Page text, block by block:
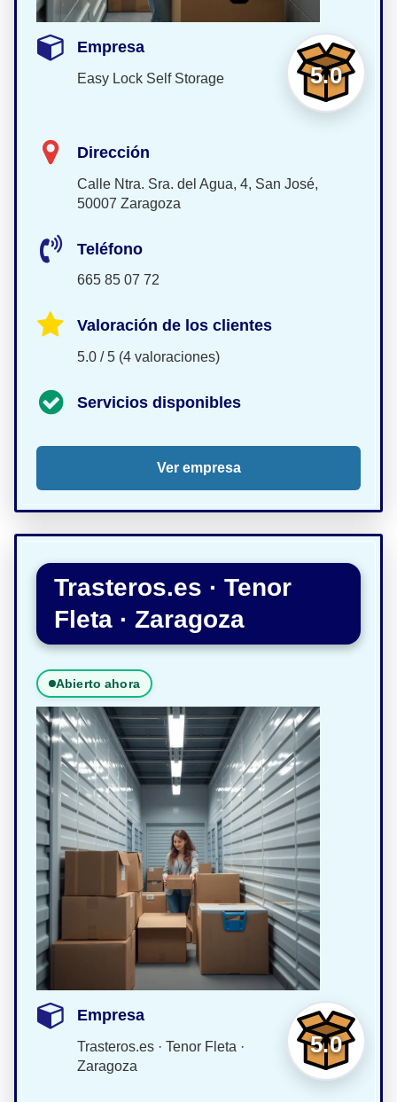
5.0
Empresa
Easy Lock Self Storage
Dirección
Calle Ntra. Sra. del Agua, 4, San José,
50007 Zaragoza
Teléfono
665 85 07 72
Valoración de los clientes
5.0 / 5 (4 valoraciones)
Servicios disponibles
Ver empresa
Trasteros.es · Tenor
Fleta · Zaragoza
Abierto ahora
5.0
Empresa
Trasteros.es · Tenor Fleta ·
Zaragoza